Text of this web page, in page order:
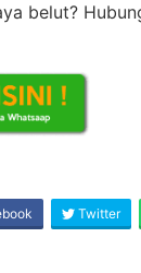
belut?
Twitter